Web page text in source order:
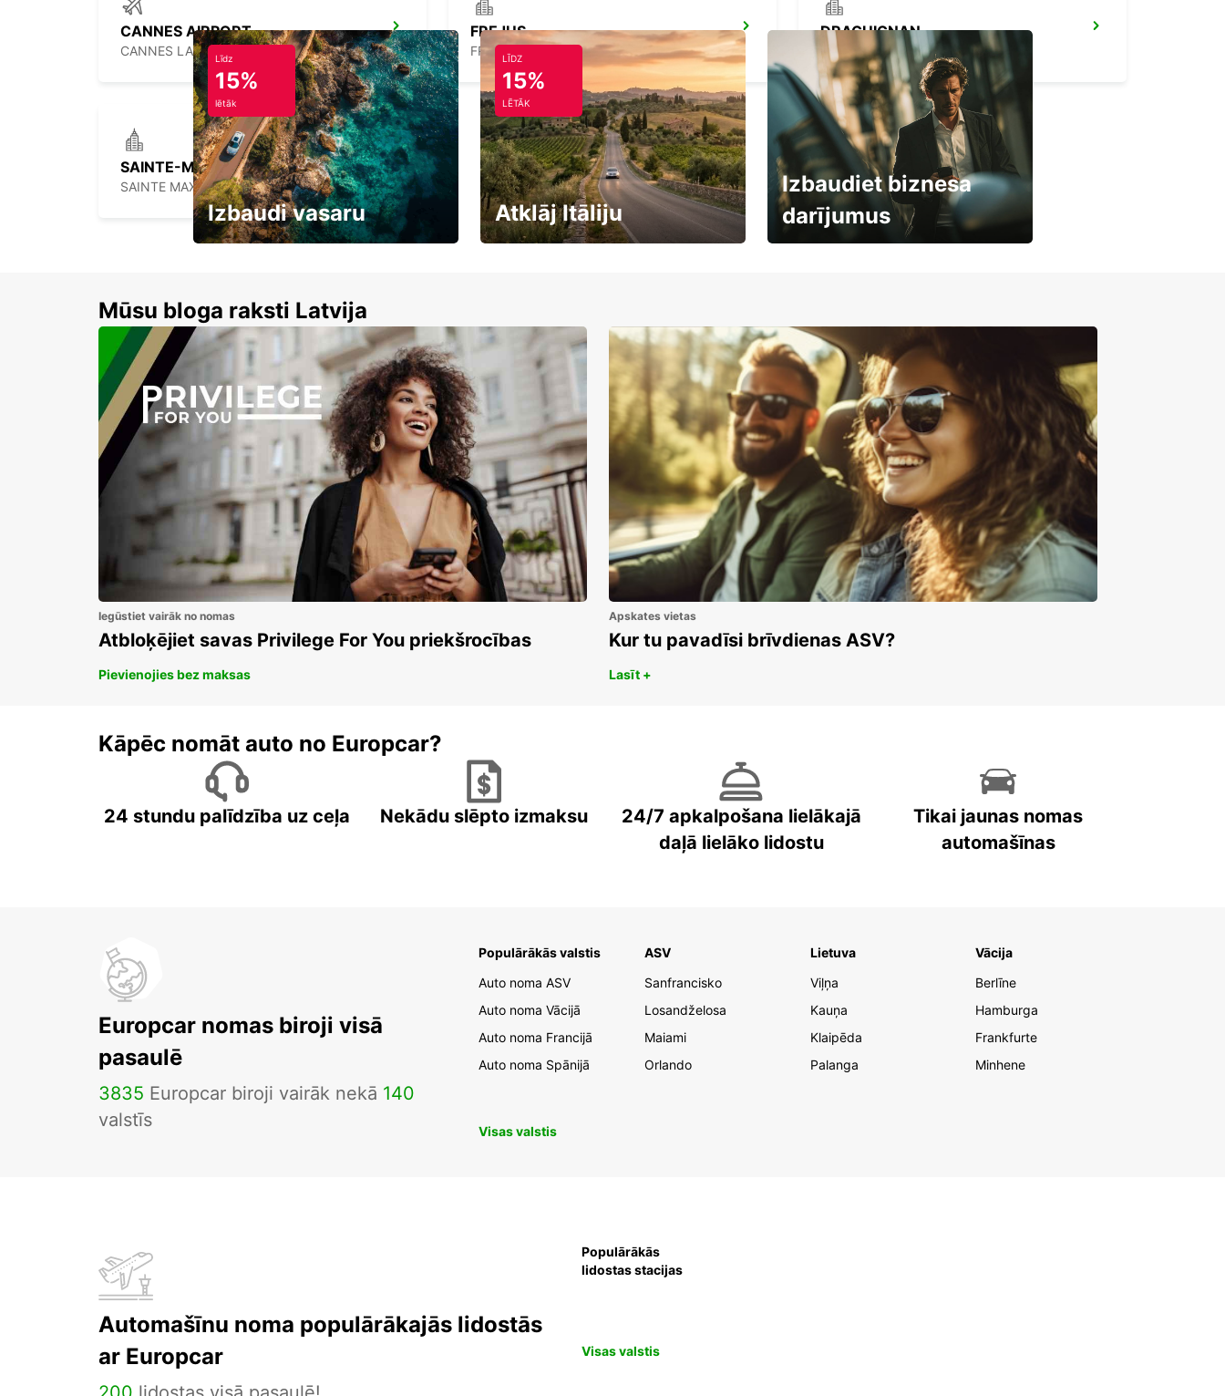
CANNES AIRPORT
CANNES LA BOCCA - FRANCE
FREJUS
FREJUS - FRANCE
DRAGUIGNAN
DRAGUIGNAN - FRANCE
SAINTE-MAXIME
SAINTE MAXIME - FRANCE
Līdz
15%
lētāk
Izbaudi vasaru
LĪDZ
15%
LĒTĀK
Atklāj Itāliju
Izbaudiet biznesa
darījumus
Mūsu bloga raksti Latvija
Iegūstiet vairāk no nomas
Atbloķējiet savas Privilege For You priekšrocības
Pievienojies bez maksas
Apskates vietas
Kur tu pavadīsi brīvdienas ASV?
Lasīt +
Kāpēc nomāt auto no Europcar?
24 stundu palīdzība uz ceļa Nekādu slēpto izmaksu
24/7 apkalpošana lielākajā
daļā lielāko lidostu
Tikai jaunas nomas
automašīnas
Europcar nomas biroji visā
pasaulē
3835 Europcar biroji vairāk nekā 140
valstīs
Populārākās valstis
Auto noma ASV
Auto noma Vācijā
Auto noma Francijā
Auto noma Spānijā
ASV
Sanfrancisko
Losandželosa
Maiami
Orlando
Lietuva
Viļņa
Kauņa
Klaipēda
Palanga
Vācija
Berlīne
Hamburga
Frankfurte
Minhene
Visas valstis
Automašīnu noma populārākajās lidostās
ar Europcar
Populārākās
lidostas stacijas
Visas valstis